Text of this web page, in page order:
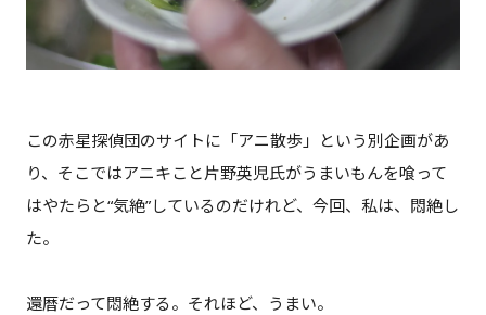
この赤星探偵団のサイトに「アニ散歩」という別企画があ
り、そこではアニキこと片野英児氏がうまいもんを喰って
はやたらと“気絶”しているのだけれど、今回、私は、悶絶し
た。
還暦だって悶絶する。それほど、うまい。